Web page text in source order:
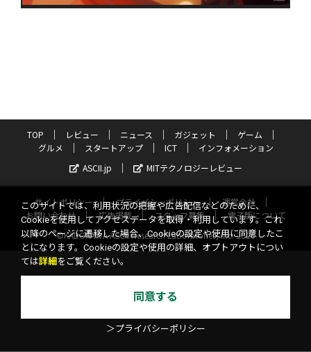
TOP レビュー ニュース ガジェット
ゲーム
グルメ
スタートアップ ICT
インフォメーション
ASCII.jp
MITテクノロジーレビュー
サイトポリシー プライバシーポリシー
運営会社
お問い合わせ
広告掲載 スタッフ募集
電子版について
©KADOKAWA ASCII Research Laboratories, Inc. 2026
このサイトでは、利用状況の把握や広告配信などのために、
Cookieを使用してアクセスデータを取得・利用しています。これ
以降のページに遷移した場合、Cookieの設定や使用に同意したこ
とになります。Cookieの設定や使用の詳細、オプトアウトについ
ては詳細 をご覧ください。
同意する
＞プライバシーポリシー